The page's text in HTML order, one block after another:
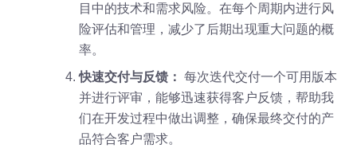
目中的技术和需求风险。在每个周期内进行风
险评估和管理，减少了后期出现重大问题的概
率。
快速交付与反馈： 每次迭代交付一个可用版本
并进行评审，能够迅速获得客户反馈，帮助我
们在开发过程中做出调整，确保最终交付的产
品符合客户需求。